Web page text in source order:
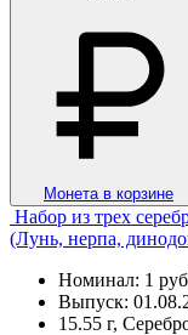
Монета в корзине
Набор из трех
(Лунь, нерпа,
Номинал: 1
Выпуск:
15.55 г,